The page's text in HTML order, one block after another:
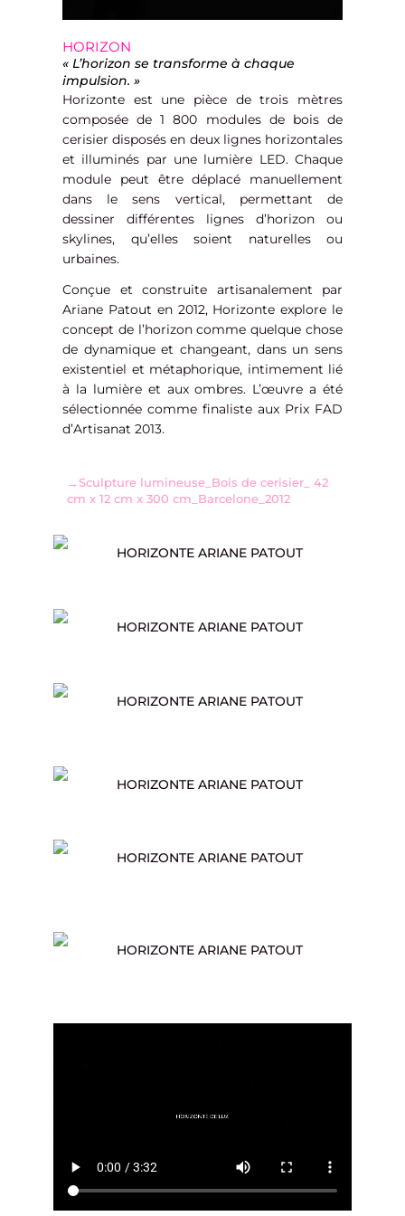
HORIZON
« L’horizon se transforme à chaque
impulsion. »
Horizonte est une pièce de trois mètres
composée de 1 800 modules de bois de
cerisier disposés en deux lignes horizontales
et illuminés par une lumière LED. Chaque
module peut être déplacé manuellement
dans le sens vertical, permettant de
dessiner différentes lignes d’horizon ou
skylines, qu’elles soient naturelles ou
urbaines.
Conçue et construite artisanalement par
Ariane Patout en 2012, Horizonte explore le
concept de l’horizon comme quelque chose
de dynamique et changeant, dans un sens
existentiel et métaphorique, intimement lié
à la lumière et aux ombres. L’œuvre a été
sélectionnée comme finaliste aux Prix FAD
d’Artisanat 2013.
→Sculpture lumineuse_Bois de cerisier_ 42
cm x 12 cm x 300 cm_Barcelone_2012